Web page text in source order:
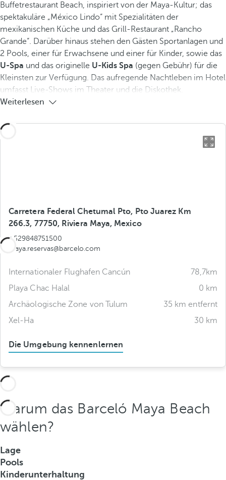
Buffetrestaurant Beach, inspiriert von der Maya-Kultur; das
spektakuläre „México Lindo“ mit Spezialitäten der
mexikanischen Küche und das Grill-Restaurant „Rancho
Grande“. Darüber hinaus stehen den Gästen Sportanlagen und
2 Pools, einer für Erwachsene und einer für Kinder, sowie das
U-Spa und das originelle U-Kids Spa (gegen Gebühr) für die
Kleinsten zur Verfügung. Das aufregende Nachtleben im Hotel
umfasst Live-Shows im Theater und die Diskothek.
Weiterlesen
Carretera Federal Chetumal Pto, Pto Juarez Km
266.3, 77750, Riviera Maya, Mexico
+529848751500
maya.reservas@barcelo.com
Internationaler Flughafen Cancún
78,7km
Playa Chac Halal
0 km
Archäologische Zone von Tulum
35 km entfernt
Xel-Ha
30 km
Die Umgebung kennenlernen
Warum das Barceló Maya Beach
wählen?
Lage
Pools
Kinderunterhaltung